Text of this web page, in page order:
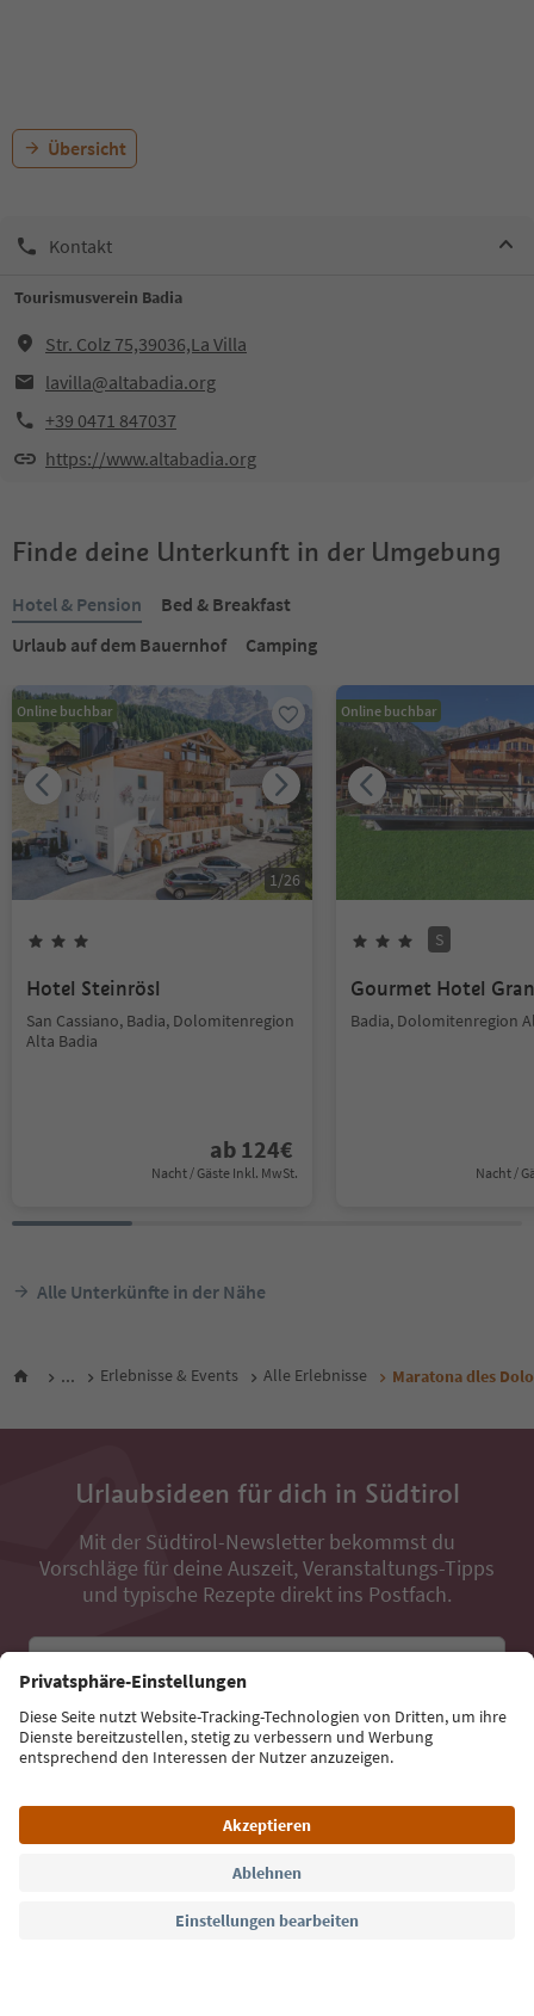
Übersicht
Kontakt
Tourismusverein Badia
Str. Colz 75,39036,La Villa
lavilla@altabadia.org
+39 0471 847037
https://www.altabadia.org
Finde deine Unterkunft in der Umgebung
Hotel & Pension
Bed & Breakfast
Urlaub auf dem Bauernhof
Camping
Online buchbar
1/26
Hotel Steinrösl
San Cassiano, Badia, Dolomitenregion
Alta Badia
ab 124€
Nacht / Gäste Inkl. MwSt.
Online buchbar
S
Gourmet Hotel
Badia, Dolomitenregion
Nacht /
Alle Unterkünfte in der Nähe
... Erlebnisse & Events Alle Erlebnisse Maratona dles
Urlaubsideen für dich in Südtirol
Mit der Südtirol-Newsletter bekommst du
Vorschläge für deine Auszeit, Veranstaltungs-Tipps
und typische Rezepte direkt ins Postfach.
Jetzt anmelden